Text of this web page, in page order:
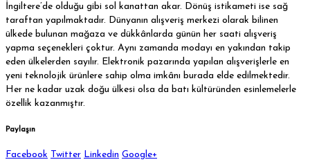
İngiltere’de olduğu gibi sol kanattan akar. Dönüş istikameti ise sağ
taraftan yapılmaktadır. Dünyanın alışveriş merkezi olarak bilinen
ülkede bulunan mağaza ve dükkânlarda günün her saati alışveriş
yapma seçenekleri çoktur. Aynı zamanda modayı en yakından takip
eden ülkelerden sayılır. Elektronik pazarında yapılan alışverişlerle en
yeni teknolojik ürünlere sahip olma imkânı burada elde edilmektedir.
Her ne kadar uzak doğu ülkesi olsa da batı kültüründen esinlemelerle
özellik kazanmıştır.
Paylaşın
Facebook Twitter Linkedin Google+